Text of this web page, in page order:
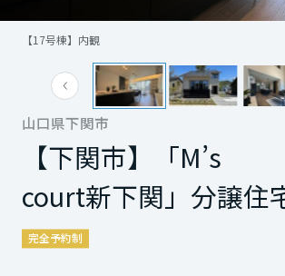
デザイナーズギャラリー
インテリア
住まいづくりガイド
分譲住宅（建売・土地）検索
店舗・各種施設
土地活用モデルルーム見学
土地活用実例
法人のお客さま
企業不動産活用（CRE）戦略
リフォームの流れ
リフォームメニュー
リフォーム事例
事業用リノベーション
複合開発事業（ASMACI-アスマチ-）
再開発・官民連携事業
分譲マンション開発事業
収益不動産・投資開発事業
建築再生事業
サポートメニュー
住まいるりんぐ（ロングサポート）
保証制度
アフターメンテナンス
ミサワリフォーム
業・ IR情報
企業・IR
ニュース
MISAWAについて
展示場・イベント情報
カタログ請求
住まいのご相談
山口県下関市
【下関市】「M’s
court新下関」分譲住
完全予約制
【17号棟】内観
岩手県
宮城県
「なかなか良い土地が見つからな
「ネットの情報だけでは不安…」
そんなお悩み、ミサワホームが解
下関市内の不動産ネットワークを
建築のプロが「家づくりに最適な
提案。
いたします。
もっと見る
高天井＋大開口ながらも太陽光発
や高断熱設計などによりZEHに対
な暮らしと高い環境性能を両立さ
です。
＜ポイント＞
◆解放感のある「高さ約2.7ｍ×幅
大開口サッシを採用
◆吹抜勾配天井で繋がる子供部屋
もっと見る